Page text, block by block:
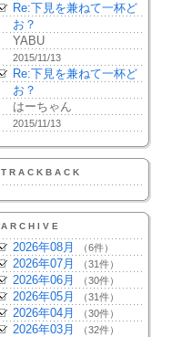
Re:下見を兼ねて一杯ど
お？
YABU
2015/11/13
Re:下見を兼ねて一杯ど
お？
はーちゃん
2015/11/13
TRACKBACK
ARCHIVE
2026年08月 （6件）
2026年07月 （31件）
2026年06月 （30件）
2026年05月 （31件）
2026年04月 （30件）
2026年03月 （32件）